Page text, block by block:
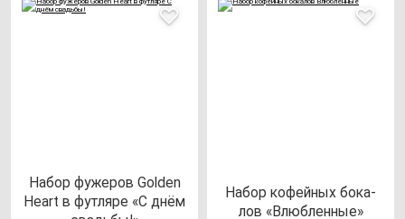
Набор фу­же­ров Gol­den
Heart в фут­ля­ре «С днём
Набор ко­фей­ных бо­ка­
лов «Влюб­лен­ные»